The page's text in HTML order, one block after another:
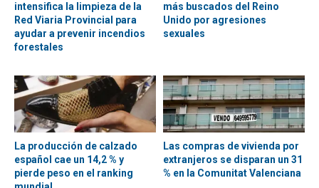
intensifica la limpieza de la
Red Viaria Provincial para
ayudar a prevenir incendios
forestales
más buscados del Reino
Unido por agresiones
sexuales
La producción de calzado
español cae un 14,2 % y
pierde peso en el ranking
Las compras de vivienda por
extranjeros se disparan un 31
% en la Comunitat Valenciana